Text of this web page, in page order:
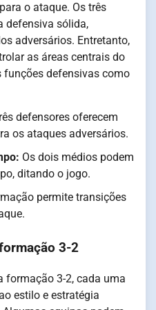
o ataque. Os três
defensiva sólida,
adversários. Entretanto,
as áreas centrais do
defensivas como
defensores oferecem
os ataques adversários.
Os dois médios podem
ditando o jogo.
permite transições
3-2
formação 3-2, cada uma
estilo e estratégia